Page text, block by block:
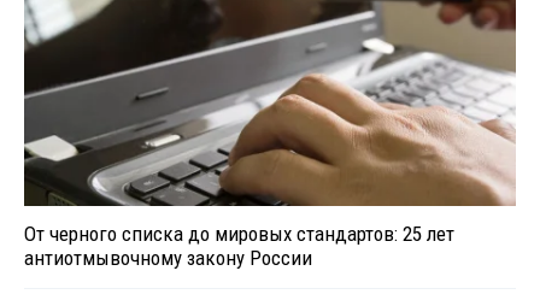
От черного списка до мировых стандартов: 25 лет
антиотмывочному закону России